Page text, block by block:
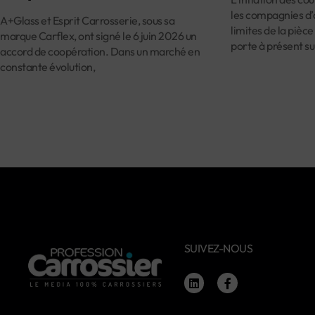
A+Glass et Esprit Carrosserie, sous sa
marque Carflex, ont signé le 6 juin 2026 un
accord de coopération. Dans un marché en
constante évolution,
les compagnies
limites de la
porte à présent
SUIVEZ-NOUS